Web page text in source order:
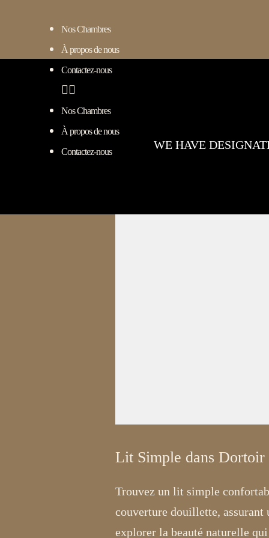
Nos Chambres
À propos de nous
Contactez-nous
Nos Chambres
À propos de nous
Contactez-nous
WE HAVE
Lit Simple dans
Trouvez un lit simple
couverture douillette, assurant
explorer la beauté naturelle